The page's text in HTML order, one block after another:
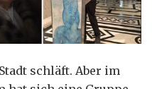
schläft. Aber im